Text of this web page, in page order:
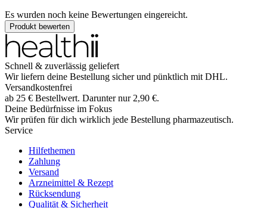
Es wurden noch keine Bewertungen eingereicht.
Produkt bewerten
Schnell & zuverlässig geliefert
Wir liefern deine Bestellung sicher und pünktlich mit DHL.
Versandkostenfrei
ab 25 € Bestellwert. Darunter nur 2,90 €.
Deine Bedürfnisse im Fokus
Wir prüfen für dich wirklich jede Bestellung pharmazeutisch.
Service
Hilfethemen
Zahlung
Versand
Arzneimittel & Rezept
Rücksendung
Qualität & Sicherheit